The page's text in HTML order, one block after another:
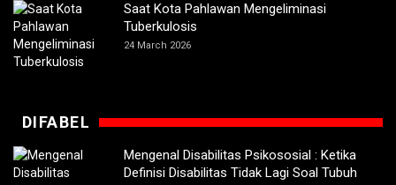
Saat Kota Pahlawan Mengeliminasi
Tuberkulosis
24 March 2026
DIFABEL
Mengenal Disabilitas Psikososial : Ketika
Definisi Disabilitas Tidak Lagi Soal Tubuh